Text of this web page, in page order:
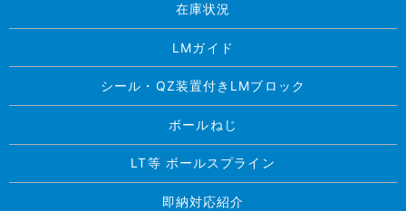
在庫状況
LMガイド
シール・QZ装置付きLMブロック
ボールねじ
LT等 ボールスプライン
即納対応紹介